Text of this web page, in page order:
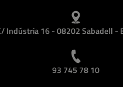
Indústria 16 - 08202 Sabadell -
93 745 78 10